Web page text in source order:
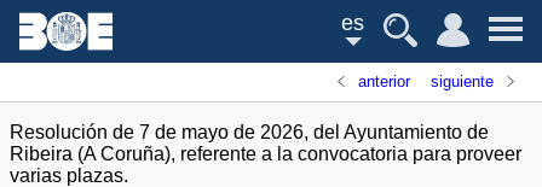
es
anterior siguiente
Resolución de 7 de mayo de 2026, del Ayuntamiento de
Ribeira (A Coruña), referente a la convocatoria para proveer
varias plazas.